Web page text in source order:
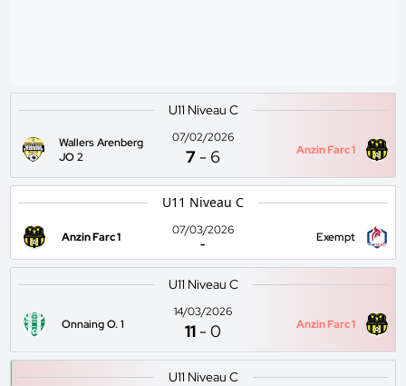
U11 Niveau C
Wallers Arenberg
JO 2
07/02/2026
7 - 6 Anzin Farc 1
U11 Niveau C
Anzin Farc 1
07/03/2026
-
Exempt
U11 Niveau C
Onnaing O. 1
14/03/2026
11 -0 Anzin Farc 1
U11 Niveau C